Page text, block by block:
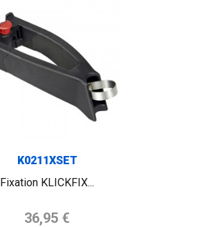
K0211XSET
Fixation KLICKFIX...
Prix de base
36,95 €